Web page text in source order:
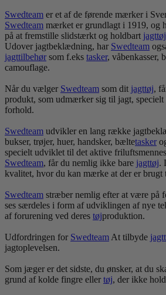
Swedteam er et af de førende mærker i
Swedteam mærket er grundlagt i 1919, og
på at fremstille slidstærkt og holdbart jagttøj
Udover jagtbeklædning, har Swedteam
jagttilbehør som f.eks tasker, våbenkasser,
camouflage.
Når du vælger Swedteam som dit jagttøj,
produkt, som udmærker sig til jagt, specielt
forhold.
Swedteam udvikler en lang række
bukser, trøjer, huer, handsker, bæltetasker
specielt udviklet til det aktive
Swedteam, får du nemlig ikke bare jagttøj.
kvalitet, hvor du kan mærke at der er brugt
Swedteam stræber nemlig efter at være på
ses særdeles i form af udviklingen af nye
af forurening ved deres tøjproduktion.
Udfordringen for Swedteam At tilbyde jagt
jagtoplevelsen.
Som jæger er det sidste, du ønsker, at du
grund af kolde fingre eller tøj, der ikke